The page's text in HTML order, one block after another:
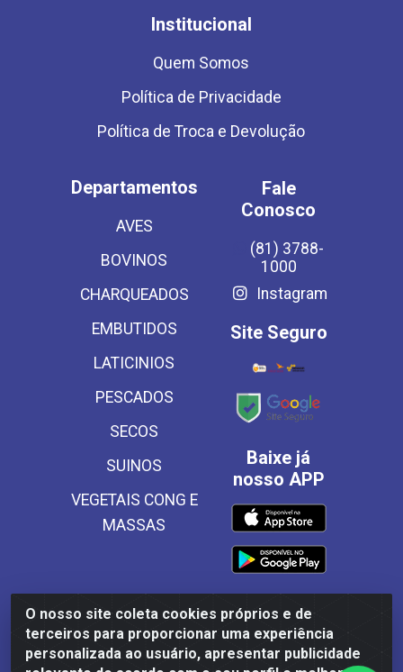
O nosso site coleta cookies próprios e de
terceiros para proporcionar uma experiência
personalizada ao usuário, apresentar publicidade
Institucional
Quem Somos
Política de Privacidade
Política de Troca e Devolução
Departamentos
AVES
BOVINOS
CHARQUEADOS
EMBUTIDOS
LATICINIOS
PESCADOS
SECOS
SUINOS
VEGETAIS CONG E
MASSAS
Fale
Conosco
(81) 3788-
1000
Instagram
Site Seguro
Baixe já
nosso APP
Frinscal - Distribuidora e Importadora de Alimentos LTDA -
Rodovia BR 101 Sul Km 187, 310 Galpão - Santa Rosa,
Palmares/PE - CEP 55540-000 - CNPJ 03.504.437/0001-50